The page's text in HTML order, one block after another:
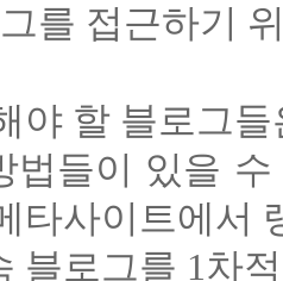
를 접근하기
야 할 블로그
법들이 있을
타사이트에서
블로그를 1차